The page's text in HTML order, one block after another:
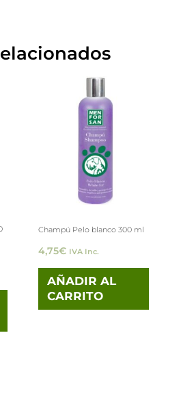
Champú Pelo blanco 300 ml
4,75€ IVA Inc.
AÑADIR AL
CARRITO